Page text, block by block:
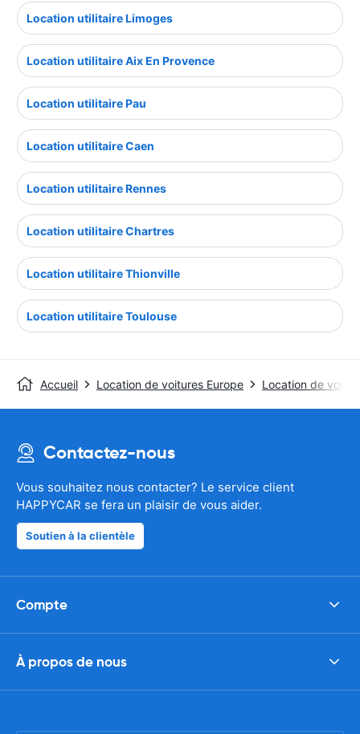
Location utilitaire Limoges
Location utilitaire Aix En Provence
Location utilitaire Pau
Location utilitaire Caen
Location utilitaire Rennes
Location utilitaire Chartres
Location utilitaire Thionville
Location utilitaire Toulouse
Accueil Location de voitures Europe Location de
Contactez-nous
Vous souhaitez nous contacter? Le service client
HAPPYCAR se fera un plaisir de vous aider.
Soutien à la clientèle
Compte
À propos de nous